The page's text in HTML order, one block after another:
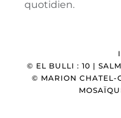
quotidien.
© EL BULLI : 10 |
© MARION CHATEL-